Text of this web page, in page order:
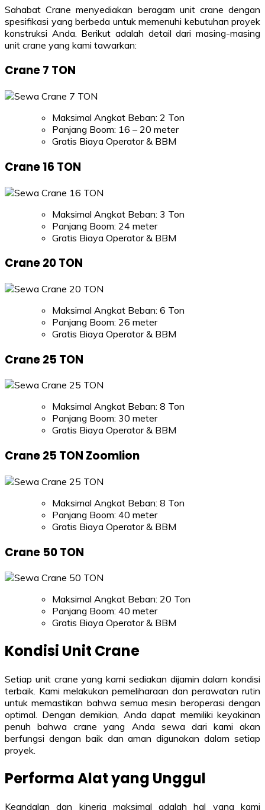
Sahabat Crane menyediakan beragam unit crane dengan
spesifikasi yang berbeda untuk memenuhi kebutuhan proyek
konstruksi Anda. Berikut adalah detail dari masing-masing
unit crane yang kami tawarkan:
Crane 7 TON
Maksimal Angkat Beban: 2 Ton
Panjang Boom: 16 – 20 meter
Gratis Biaya Operator & BBM
Crane 16 TON
Maksimal Angkat Beban: 3 Ton
Panjang Boom: 24 meter
Gratis Biaya Operator & BBM
Crane 20 TON
Maksimal Angkat Beban: 6 Ton
Panjang Boom: 26 meter
Gratis Biaya Operator & BBM
Crane 25 TON
Maksimal Angkat Beban: 8 Ton
Panjang Boom: 30 meter
Gratis Biaya Operator & BBM
Crane 25 TON Zoomlion
Maksimal Angkat Beban: 8 Ton
Panjang Boom: 40 meter
Gratis Biaya Operator & BBM
Crane 50 TON
Maksimal Angkat Beban: 20 Ton
Panjang Boom: 40 meter
Gratis Biaya Operator & BBM
Kondisi Unit Crane
Setiap unit crane yang kami sediakan dijamin dalam kondisi
terbaik. Kami melakukan pemeliharaan dan perawatan rutin
untuk memastikan bahwa semua mesin beroperasi dengan
optimal. Dengan demikian, Anda dapat memiliki keyakinan
penuh bahwa crane yang Anda sewa dari kami akan
berfungsi dengan baik dan aman digunakan dalam setiap
proyek.
Performa Alat yang Unggul
Keandalan dan kinerja maksimal adalah hal yang kami